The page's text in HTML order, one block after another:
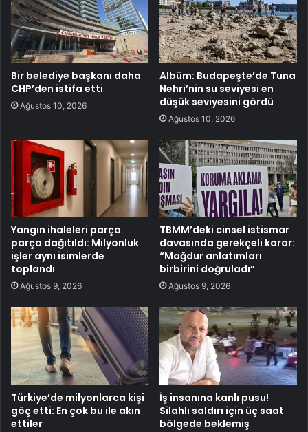
Bir belediye başkanı daha
CHP’den istifa etti
Ağustos 10, 2026
Albüm: Budapeşte’de Tuna
Nehri’nin su seviyesi en
düşük seviyesini gördü
Ağustos 10, 2026
Yangın ihaleleri parça
parça dağıtıldı: Milyonluk
işler aynı isimlerde
toplandı
Ağustos 9, 2026
TBMM’deki cinsel istismar
davasında gerekçeli karar:
“Mağdur anlatımları
birbirini doğruladı”
Ağustos 9, 2026
Türkiye’de milyonlarca kişi
göç etti: En çok bu ile akın
ettiler
İş insanına kanlı pusu!
Silahlı saldırı için üç saat
bölgede beklemiş